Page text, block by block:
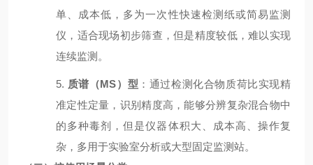
单、成本低，多为一次性快速检测纸或简易监测
仪，适合现场初步筛查，但是精度较低，难以实现
连续监测。
5. 质谱（MS）型 ：通过检测化合物质荷比实现精
准定性定量，识别精度高，能够分辨复杂混合物中
的多种毒剂，但是仪器体积大、成本高、操作复
杂，多用于实验室分析或大型固定监测站。